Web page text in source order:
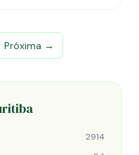
Próxima →
2914